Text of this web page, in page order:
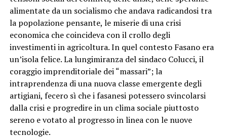
alimentate da un socialismo che andava radicandosi tra
la popolazione pensante, le miserie di una crisi
economica che coincideva con il crollo degli
investimenti in agricoltura. In quel contesto Fasano era
un’isola felice. La lungimiranza del sindaco Colucci, il
coraggio imprenditoriale dei “massari”; la
intraprendenza di una nuova classe emergente degli
artigiani, fecero sì che i fasanesi potessero svincolarsi
dalla crisi e progredire in un clima sociale piuttosto
sereno e votato al progresso in linea con le nuove
tecnologie.